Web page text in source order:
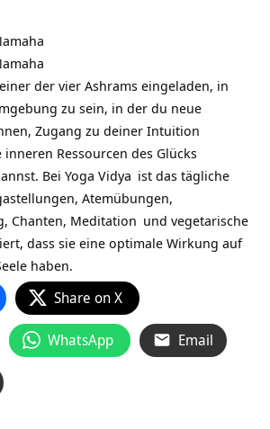
der vier Ashrams eingeladen, in
zu sein, in der du neue
Zugang zu deiner Intuition
Ressourcen des Glücks
Bei Yoga Vidya ist das tägliche
Atemübungen,
Chanten, Meditation und vegetarische
dass sie eine optimale Wirkung auf
haben.
Share on X
WhatsApp Email